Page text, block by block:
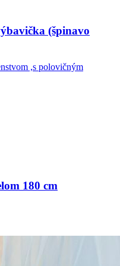
(špinavo
,s polovičným
180 cm